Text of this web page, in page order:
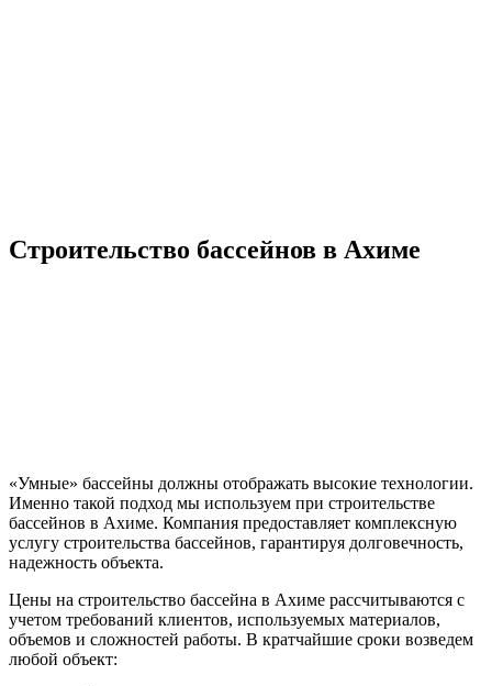
Строительство бассейнов в Ахиме
«Умные» бассейны должны отображать высокие технологии.
Именно такой подход мы используем при строительстве
бассейнов в Ахиме. Компания предоставляет комплексную
услугу строительства бассейнов, гарантируя долговечность,
надежность объекта.
Цены на строительство бассейна в Ахиме рассчитываются с
учетом требований клиентов, используемых материалов,
объемов и сложностей работы. В кратчайшие сроки возведем
любой объект: